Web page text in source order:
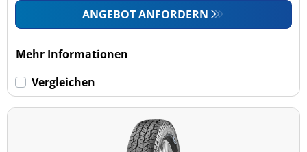
ANGEBOT ANFORDERN
Mehr Informationen
Vergleichen